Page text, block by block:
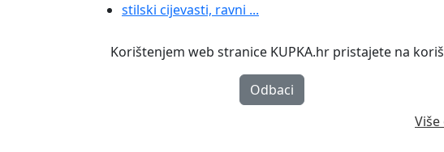
stilski cijevasti, ravni ...
Korištenjem web stranice KUPKA.hr pristajete na
Odbaci